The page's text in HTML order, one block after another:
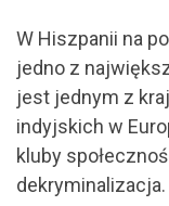
W Hiszpanii na
jedno z
jest jednym z
indyjskich w
kluby
dekryminalizacja.